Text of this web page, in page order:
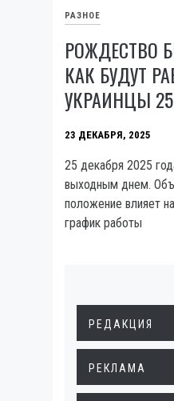
РАЗНОЕ
РОЖДЕСТВО
КАК БУДУТ
УКРАИНЦЫ
23 ДЕКАБРЯ, 2025
25 декабря 2025
выходным днем.
положение влияет
график работы
РЕДАКЦИЯ
РЕКЛАМА